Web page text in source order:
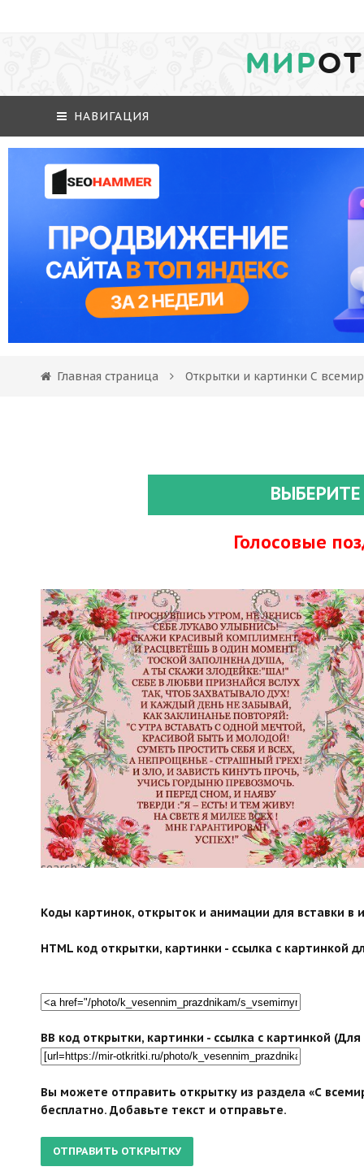
МИР
НАВИГАЦИЯ
Главная страница Открытки и картинки С
Голосовые
search">
Коды картинок, открыток и анимации для вставки в
HTML код открытки, картинки - ссылка с картинкой
BB код открытки, картинки - ссылка с картинкой
Вы можете отправить открытку из раздела «С
бесплатно. Добавьте текст и отправьте.